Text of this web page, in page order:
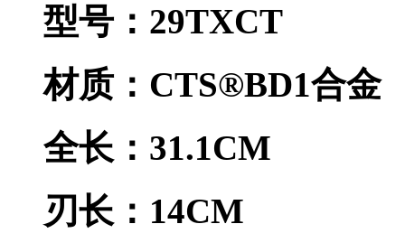
型号：29TXCT
材质：CTS®BD1合金
全长：31.1CM
刃长：14CM